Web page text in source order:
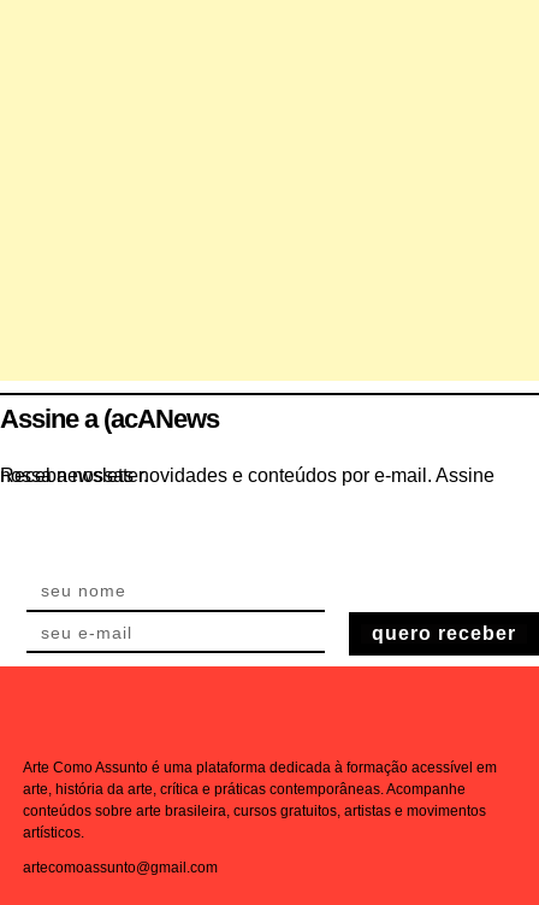
Assine a (acANews
Receba nossas novidades e conteúdos por e-mail. Assine nossa newsletter.
quero receber
Arte Como Assunto é uma plataforma dedicada à formação acessível em
arte, história da arte, crítica e práticas contemporâneas. Acompanhe
conteúdos sobre arte brasileira, cursos gratuitos, artistas e movimentos
artísticos.
artecomoassunto@gmail.com